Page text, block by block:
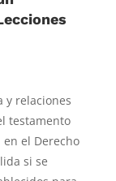
y relaciones
testamento
el Derecho
si se